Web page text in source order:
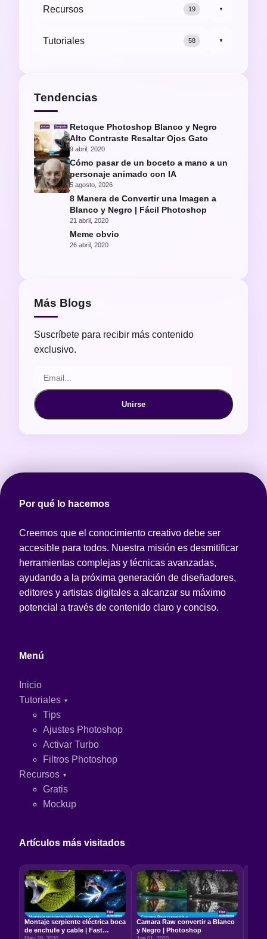
Recursos 19 ▼
Tutoriales 58 ▼
Tendencias
Retoque Photoshop Blanco y Negro
Alto Contraste Resaltar Ojos Gato
9 abril, 2020
Cómo pasar de un boceto a mano a un
personaje animado con IA
5 agosto, 2026
8 Manera de Convertir una Imagen a
Blanco y Negro | Fácil Photoshop
21 abril, 2020
Meme obvio
26 abril, 2020
Más Blogs
Suscríbete para recibir más contenido
exclusivo.
Unirse
Por qué lo hacemos
Creemos que el conocimiento creativo debe ser
accesible para todos. Nuestra misión es desmitificar
herramientas complejas y técnicas avanzadas,
ayudando a la próxima generación de diseñadores,
editores y artistas digitales a alcanzar su máximo
potencial a través de contenido claro y conciso.
Menú
Inicio
Tutoriales
Tips
Ajustes Photoshop
Activar Turbo
Filtros Photoshop
Recursos
Gratis
Mockup
Artículos más visitados
Montaje serpiente eléctrica boca
de enchufe y cable | Fast
Camara Raw convertir a Blanco
y Negro | Photoshop